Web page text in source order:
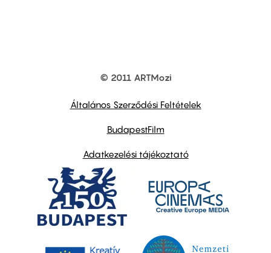
© 2011 ARTMozi
Általános Szerződési Feltételek
BudapestFilm
Adatkezelési tájékoztató